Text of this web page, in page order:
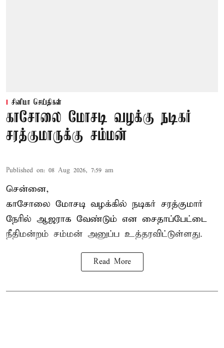
சினிமா செய்திகள்
காசோலை மோசடி வழக்கு நடிகர்
சரத்குமாருக்கு சம்மன்
Published on: 08 Aug 2026, 7:59 am
சென்னை,
காசோலை மோசடி வழக்கில் நடிகர் சரத்குமார்
நேரில் ஆஜராக வேண்டும் என சைதாப்பேட்டை
நீதிமன்றம் சம்மன் அனுப்ப உத்தரவிட்டுள்ளது.
Read More